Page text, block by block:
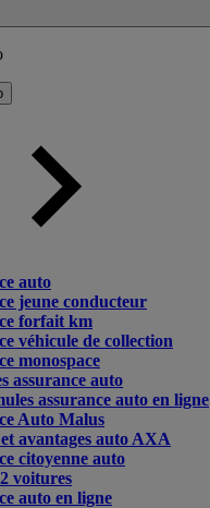
auto
jeune conducteur
forfait km
véhicule de collection
monospace
assurance auto
assurance auto en ligne
Auto Malus
et avantages auto AXA
citoyenne auto
voitures
auto en ligne